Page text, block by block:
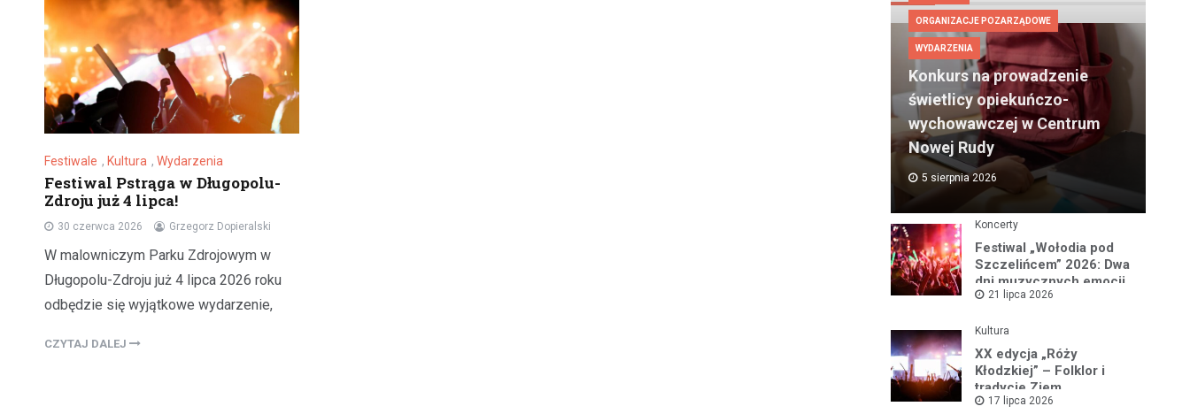
Festiwale , Kultura , Wydarzenia
Festiwal Pstrąga w Długopolu-
Zdroju już 4 lipca!
30 czerwca 2026 Grzegorz Dopieralski
W malowniczym Parku Zdrojowym w
Długopolu-Zdroju już 4 lipca 2026 roku
odbędzie się wyjątkowe wydarzenie,
CZYTAJ DALEJ
ORGANIZACJE POZARZĄDOWE
WYDARZENIA
Konkurs na prowadzenie
świetlicy opiekuńczo-
wychowawczej w Centrum
Nowej Rudy
5 sierpnia 2026
Koncerty
Festiwal „Wołodia pod
Szczelińcem” 2026: Dwa
dni muzycznych emocji
w Górach Stołowych!
21 lipca 2026
Kultura
XX edycja „Róży
Kłodzkiej” – Folklor i
tradycje Ziem
Pogranicznych w pełnej
17 lipca 2026